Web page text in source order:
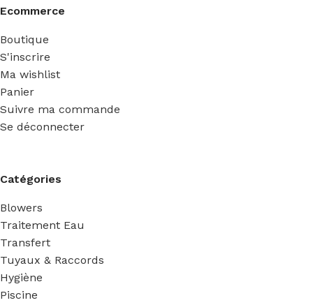
Ecommerce
Boutique
S'inscrire
Ma wishlist
Panier
Suivre ma commande
Se déconnecter
Catégories
Blowers
Traitement Eau
Transfert
Tuyaux & Raccords
Hygiène
Piscine